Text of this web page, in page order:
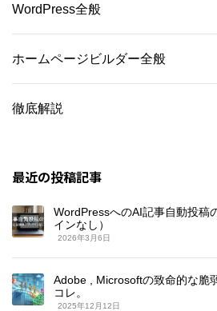
WordPress全般
ホームページビルダー全般
徹底解説
最近の投稿記事
WordPressへのAI記事自動投稿
インなし）
2026年3月6日
Adobe , Microsoftの致命的な脆
コレ。
2025年12月12日